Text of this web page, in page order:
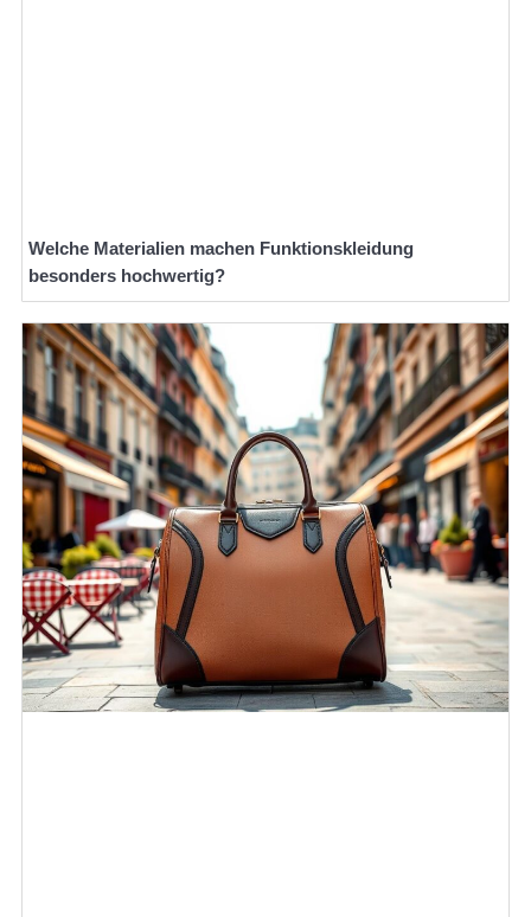
Welche Materialien machen Funktionskleidung
besonders hochwertig?